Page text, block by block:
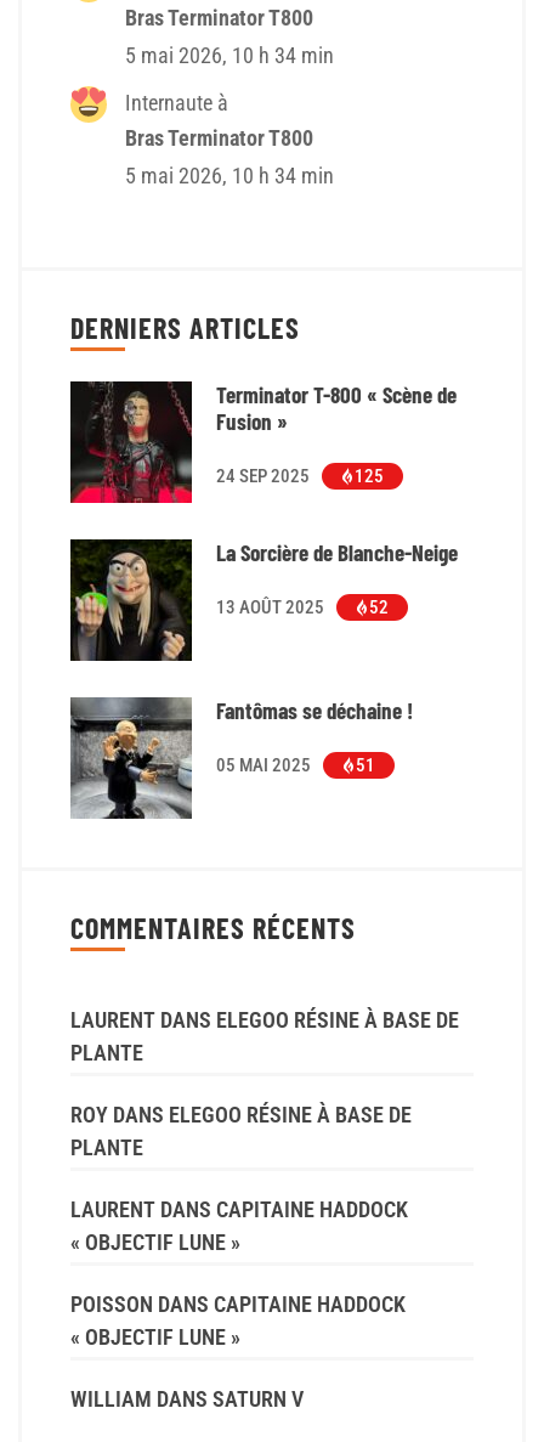
Bras Terminator T800
5 mai 2026, 10 h 34 min
Internaute à
Bras Terminator T800
5 mai 2026, 10 h 34 min
DERNIERS ARTICLES
Terminator T-800 « Scène de
Fusion »
24 SEP 2025 125
La Sorcière de Blanche-Neige
13 AOÛT 2025 52
Fantômas se déchaine !
05 MAI 2025 51
COMMENTAIRES RÉCENTS
LAURENT DANS ELEGOO RÉSINE À BASE DE
PLANTE
ROY DANS ELEGOO RÉSINE À BASE DE
PLANTE
LAURENT DANS CAPITAINE HADDOCK
« OBJECTIF LUNE »
POISSON DANS CAPITAINE HADDOCK
« OBJECTIF LUNE »
WILLIAM DANS SATURN V